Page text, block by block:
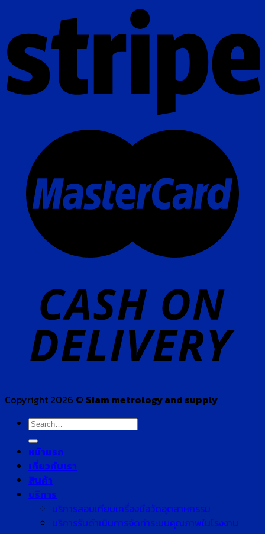
Copyright 2026 © Siam metrology and supply
Search
for:
หน้าแรก
เกี่ยวกับเรา
สินค้า
บริการ
บริการสอบเทียบเครื่องมือวัดอุตสาหกรรม
บริการรับดำเนินการจัดทำระบบคุณภาพในโรงงาน